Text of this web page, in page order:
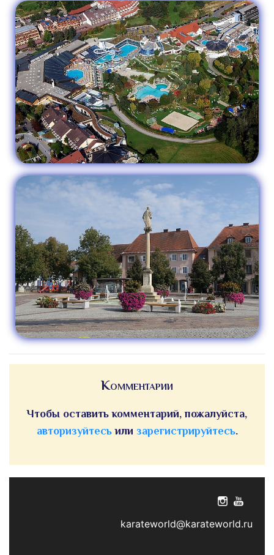
Комментарии
Чтобы оставить комментарий, пожалуйста,
авторизуйтесьили зарегистрируйтесь.
karateworld@karateworld.ru